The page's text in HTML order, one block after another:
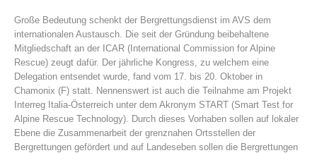
Vorstand
Große Bedeutung schenkt der Bergrettungsdienst im AVS dem
internationalen Austausch. Die seit der Gründung beibehaltene
Mitgliedschaft an der ICAR (International Commission for Alpine
Rescue) zeugt dafür. Der jährliche Kongress, zu welchem eine
Delegation entsendet wurde, fand vom 17. bis 20. Oktober in
Chamonix (F) statt. Nennenswert ist auch die Teilnahme am Projekt
Interreg Italia-Österreich unter dem Akronym START (Smart Test for
Alpine Rescue Technology). Durch dieses Vorhaben sollen auf lokaler
Ebene die Zusammenarbeit der grenznahen Ortsstellen der
Bergrettungen gefördert und auf Landeseben sollen die Bergrettungen